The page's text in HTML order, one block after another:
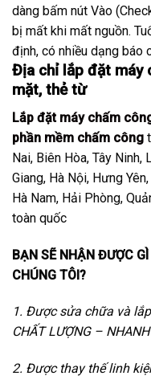
dàng bấm nút Vào
bị mất khi mất nguồn.
định, có nhiều dạng báo
Địa chỉ lắp đặt máy
mặt, thẻ từ
Lắp đặt máy chấm
phần mềm chấm công
Nai, Biên Hòa, Tây Ninh,
Giang, Hà Nội, Hưng
Hà Nam, Hải Phòng,
toàn quốc
BẠN SẼ NHẬN ĐƯỢC
CHÚNG TÔI?
1. Được sửa chữa và
CHẤT LƯỢNG – NHANH
2. Được thay thế linh